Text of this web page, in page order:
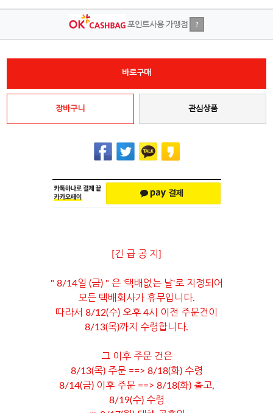
포인트사용 가맹점 ?
바로구매
장바구니 관심상품
[긴 급 공 지]
" 8/14일 (금) " 은 '택배없는 날'로 지정되어
모든 택배회사가 휴무입니다.
따라서 8/12(수) 오후 4시 이전 주문건이
8/13(목)까지 수령합니다.
그 이후 주문 건은
8/13(목) 주문 ==> 8/18(화) 수령
8/14(금) 이후 주문 ==> 8/18(화) 출고,
8/19(수) 수령